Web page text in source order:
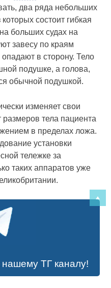
два ряда небольших
состоит гибкая
больших судах на
завесу по краям
опадают в сторону. Тело
подушке, а голова,
обычной подушкой.
изменяет свои
размеров тела пациента
в пределах ложа.
установки
тележке за
таких аппаратов уже
ТГ каналу!